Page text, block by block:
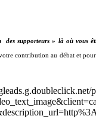
des supporteurs » là où vous
contribution au débat et